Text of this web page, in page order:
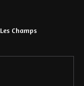
Les Champs